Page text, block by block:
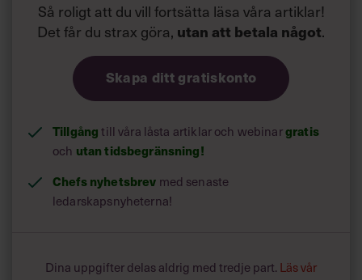
Så roligt att du vill fortsätta läsa våra artiklar!
Det får du strax göra, utan att betala något.
Skapa ditt gratiskonto
Tillgång till våra låsta artiklar och webinargratis
och utan tidsbegränsning!
Chefs nyhetsbrev med senaste
ledarskapsnyheterna!
Dina uppgifter delas aldrig med tredje part. Läs vår